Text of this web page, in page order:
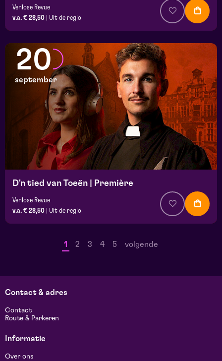
Venlose Revue
v.a. € 28,50
Uit de regio
20
september
D'n tied van Toeën | Première
Venlose Revue
v.a. € 28,50
Uit de regio
1 2 3 4 5 volgende
Contact & adres
Contact
Route & Parkeren
Informatie
Over ons